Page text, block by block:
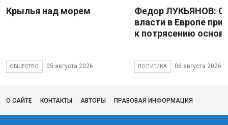
Крылья над морем
ОБЩЕСТВО 05 августа 2026
Федор ЛУКЬЯНОВ:
власти в Европе
к потрясению основ
ПОЛИТИКА 06 августа 2026
О САЙТЕ КОНТАКТЫ АВТОРЫ ПРАВОВАЯ ИНФОРМАЦИЯ